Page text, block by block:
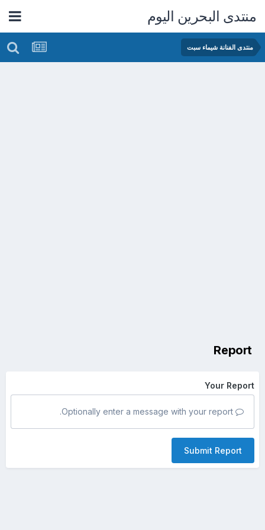
منتدى البحرين اليوم
منتدى الفنانة شيماء سبت
Report
Your Report
Submit Report